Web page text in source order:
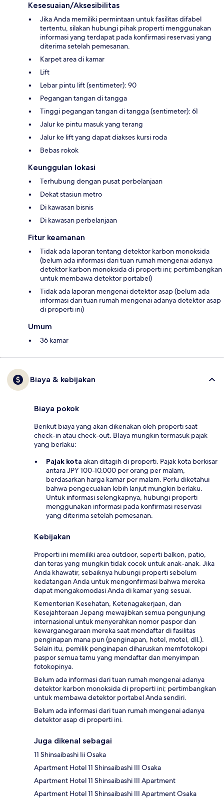
Kesesuaian/Aksesibilitas
Jika Anda memiliki permintaan untuk fasilitas difabel
tertentu, silakan hubungi pihak properti menggunakan
informasi yang terdapat pada konfirmasi reservasi yang
diterima setelah pemesanan.
Karpet area di kamar
Lift
Lebar pintu lift (sentimeter): 90
Pegangan tangan di tangga
Tinggi pegangan tangan di tangga (sentimeter): 61
Jalur ke pintu masuk yang terang
Jalur ke lift yang dapat diakses kursi roda
Bebas rokok
Keunggulan lokasi
Terhubung dengan pusat perbelanjaan
Dekat stasiun metro
Di kawasan bisnis
Di kawasan perbelanjaan
Fitur keamanan
Tidak ada laporan tentang detektor karbon monoksida
(belum ada informasi dari tuan rumah mengenai adanya
detektor karbon monoksida di properti ini; pertimbangkan
untuk membawa detektor portabel)
Tidak ada laporan mengenai detektor asap (belum ada
informasi dari tuan rumah mengenai adanya detektor asap
di properti ini)
Umum
36 kamar
Biaya & kebijakan
Biaya pokok
Berikut biaya yang akan dikenakan oleh properti saat
check-in atau check-out. BIaya mungkin termasuk pajak
yang berlaku:
Pajak kota akan ditagih di properti. Pajak kota berkisar
antara JPY 100-10.000 per orang per malam,
berdasarkan harga kamar per malam. Perlu diketahui
bahwa pengecualian lebih lanjut mungkin berlaku.
Untuk informasi selengkapnya, hubungi properti
menggunakan informasi pada konfirmasi reservasi
yang diterima setelah pemesanan.
Kebijakan
Properti ini memiliki area outdoor, seperti balkon, patio,
dan teras yang mungkin tidak cocok untuk anak-anak. Jika
Anda khawatir, sebaiknya hubungi properti sebelum
kedatangan Anda untuk mengonfirmasi bahwa mereka
dapat mengakomodasi Anda di kamar yang sesuai.
Kementerian Kesehatan, Ketenagakerjaan, dan
Kesejahteraan Jepang mewajibkan semua pengunjung
internasional untuk menyerahkan nomor paspor dan
kewarganegaraan mereka saat mendaftar di fasilitas
penginapan mana pun (penginapan, hotel, motel, dll.).
Selain itu, pemilik penginapan diharuskan memfotokopi
paspor semua tamu yang mendaftar dan menyimpan
fotokopinya.
Belum ada informasi dari tuan rumah mengenai adanya
detektor karbon monoksida di properti ini; pertimbangkan
untuk membawa detektor portabel Anda sendiri.
Belum ada informasi dari tuan rumah mengenai adanya
detektor asap di properti ini.
Juga dikenal sebagai
11 Shinsaibashi Iii Osaka
Apartment Hotel 11 Shinsaibashi III Osaka
Apartment Hotel 11 Shinsaibashi III Apartment
Apartment Hotel 11 Shinsaibashi III Apartment Osaka